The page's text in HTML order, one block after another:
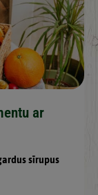
ar
sīrupus